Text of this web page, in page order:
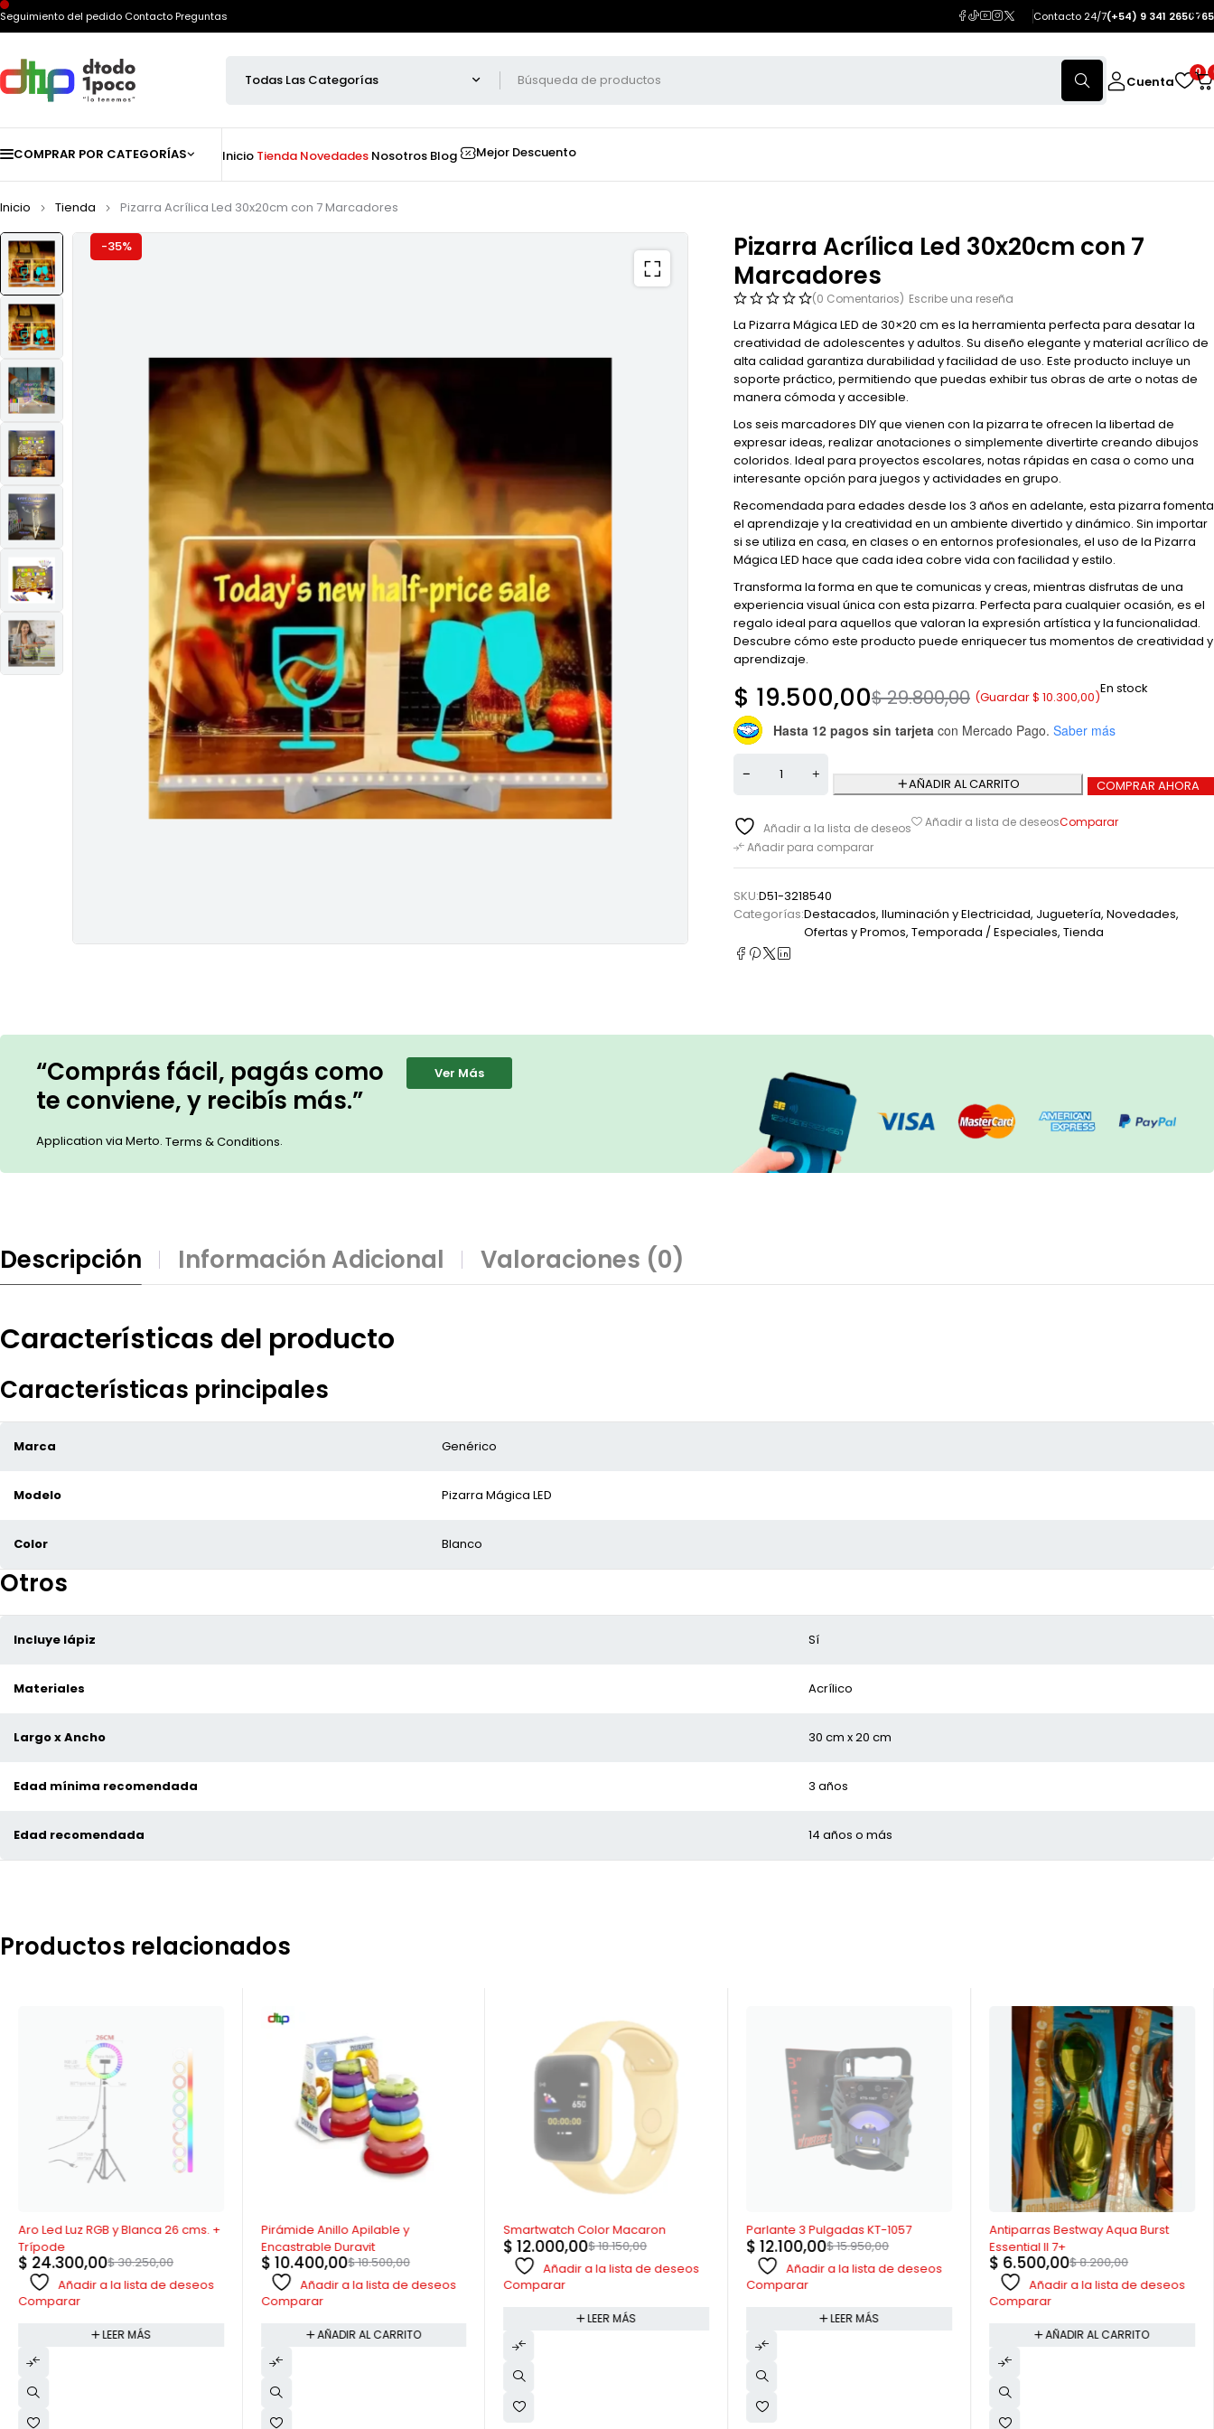
Seguimiento del pedido ContactoPreguntas Contacto 24/7(+54) 9 341 2650765
Cuenta
0
COMPRAR POR CATEGORÍAS Inicio Tienda Novedades Nosotros Blog Mejor Descuento
Inicio Tienda Pizarra Acrílica Led 30x20cm con 7 Marcadores
-35%
Pizarra Acrílica Led 30x20cm con 7
Marcadores
(0 Comentarios) Escribe una reseña
La Pizarra Mágica LED de 30×20 cm es la herramienta perfecta para desatar la
creatividad de adolescentes y adultos. Su diseño elegante y material acrílico de
alta calidad garantiza durabilidad y facilidad de uso. Este producto incluye un
soporte práctico, permitiendo que puedas exhibir tus obras de arte o notas de
manera cómoda y accesible.
Los seis marcadores DIY que vienen con la pizarra te ofrecen la libertad de
expresar ideas, realizar anotaciones o simplemente divertirte creando dibujos
coloridos. Ideal para proyectos escolares, notas rápidas en casa o como una
interesante opción para juegos y actividades en grupo.
Recomendada para edades desde los 3 años en adelante, esta pizarra fomenta
el aprendizaje y la creatividad en un ambiente divertido y dinámico. Sin importar
si se utiliza en casa, en clases o en entornos profesionales, el uso de la Pizarra
Mágica LED hace que cada idea cobre vida con facilidad y estilo.
Transforma la forma en que te comunicas y creas, mientras disfrutas de una
experiencia visual única con esta pizarra. Perfecta para cualquier ocasión, es el
regalo ideal para aquellos que valoran la expresión artística y la funcionalidad.
Descubre cómo este producto puede enriquecer tus momentos de creatividad y
aprendizaje.
$29.800,00
$ 19.500,00 (Guardar$ 10.300,00)
En stock
Hasta 12 pagos sin tarjeta con Mercado Pago. Saber más
AÑADIR AL CARRITO COMPRAR AHORA
Añadir a la lista de deseos Añadir a lista de deseosComparar
Añadir para comparar
SKU:D51-3218540
Categorías:Destacados, Iluminación y Electricidad, Juguetería, Novedades,
Ofertas y Promos, Temporada / Especiales, Tienda
“Comprás fácil, pagás como
te conviene, y recibís más.”
Application via Merto. Terms & Conditions.
Ver Más
Descripción Información Adicional Valoraciones (0)
Características del producto
Características principales
Marca Genérico
Modelo Pizarra Mágica LED
Color Blanco
Otros
Incluye lápiz Sí
Materiales Acrílico
Largo x Ancho 30 cm x 20 cm
Edad mínima recomendada 3 años
Edad recomendada 14 años o más
Productos relacionados
AGOTADO
Aro Led Luz RGB y Blanca 26 cms. +
Trípode
$30.250,00
$ 24.300,00
Añadir a la lista de deseos
Comparar
LEER MÁS
-44%
Pirámide Anillo Apilable y
Encastrable Duravit
$18.500,00
$ 10.400,00
Añadir a la lista de deseos
Comparar
AÑADIR AL CARRITO
AGOTADO
Smartwatch Color Macaron
$18.150,00
$ 12.000,00
Añadir a la lista de deseos
Comparar
LEER MÁS
AGOTADO
Parlante 3 Pulgadas KT-1057
$15.950,00
$ 12.100,00
Añadir a la lista de deseos
Comparar
LEER MÁS
-21%
Antiparras Bestway Aqua Burst
Essential II 7+
$8.200,00
$ 6.500,00
Añadir a la lista de deseos
Comparar
AÑADIR AL CARRITO